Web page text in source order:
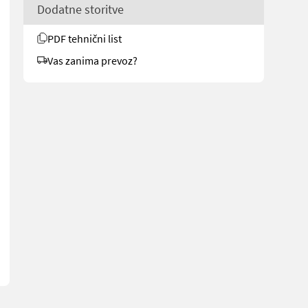
- Teleskopdeichsel - Zugtraverse Kat.3 -
Dodatne storitve
PDF tehnični list
Vas zanima prevoz?